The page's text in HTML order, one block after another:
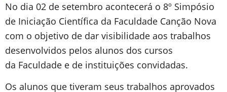
No dia 02 de setembro acontecerá o 8º Simpósio
de Iniciação Científica da Faculdade Canção Nova
com o objetivo de dar visibilidade aos trabalhos
desenvolvidos pelos alunos dos cursos
da Faculdade e de instituições convidadas.
Os alunos que tiveram seus trabalhos aprovados